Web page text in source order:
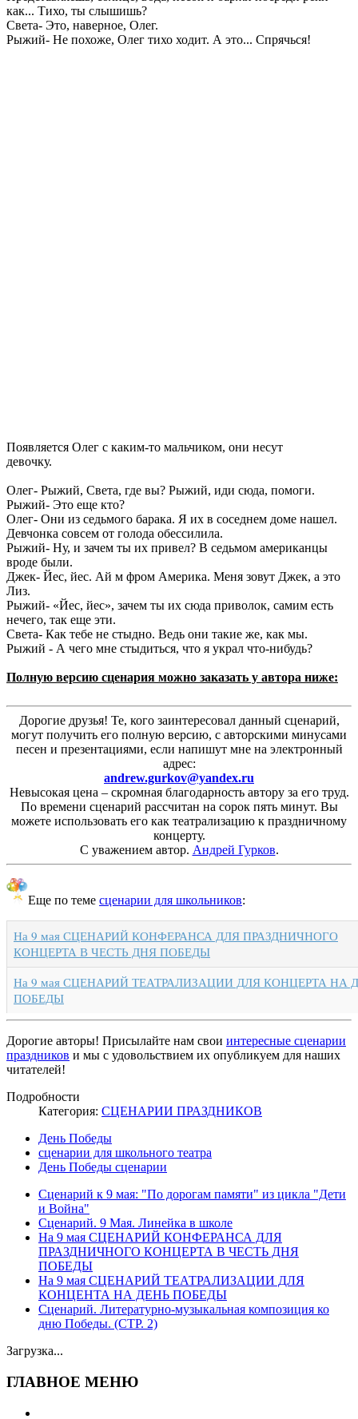
как... Тихо, ты слышишь?
Света- Это, наверное, Олег.
Рыжий- Не похоже, Олег тихо ходит. А это... Спрячься!
Появляется Олег с каким-то мальчиком, они несут
девочку.
Олег- Рыжий, Света, где вы? Рыжий, иди сюда, помоги.
Рыжий- Это еще кто?
Олег- Они из седьмого барака. Я их в соседнем доме нашел.
Девчонка совсем от голода обессилила.
Рыжий- Ну, и зачем ты их привел? В седьмом американцы
вроде были.
Джек- Йес, йес. Ай м фром Америка. Меня зовут Джек, а это
Лиз.
Рыжий- «Йес, йес», зачем ты их сюда приволок, самим есть
нечего, так еще эти.
Света- Как тебе не стыдно. Ведь они такие же, как мы.
Рыжий - А чего мне стыдиться, что я украл что-нибудь?
Полную версию сценария можно заказать у автора ниже:
Дорогие друзья! Те, кого заинтересовал данный сценарий,
могут получить его полную версию, с авторскими минусами
песен и презентациями, если напишут мне на электронный
адрес:
andrew.gurkov@yandex.ru
Невысокая цена – скромная благодарность автору за его труд.
По времени сценарий рассчитан на сорок пять минут. Вы
можете использовать его как театрализацию к праздничному
концерту.
С уважением автор. Андрей Гурков.
Еще по теме сценарии для школьников:
На 9 мая СЦЕНАРИЙ КОНФЕРАНСА ДЛЯ ПРАЗДНИЧНОГО
КОНЦЕРТА В ЧЕСТЬ ДНЯ ПОБЕДЫ
На 9 мая СЦЕНАРИЙ ТЕАТРАЛИЗАЦИИ ДЛЯ КОНЦЕРТА НА
ПОБЕДЫ
Дорогие авторы! Присылайте нам свои интересные сценарии
праздников и мы с удовольствием их опубликуем для наших
читателей!
Подробности
Категория: СЦЕНАРИИ ПРАЗДНИКОВ
День Победы
сценарии для школьного театра
День Победы сценарии
Сценарий к 9 мая: "По дорогам памяти" из цикла "Дети
и Война"
Сценарий. 9 Мая. Линейка в школе
На 9 мая СЦЕНАРИЙ КОНФЕРАНСА ДЛЯ
ПРАЗДНИЧНОГО КОНЦЕРТА В ЧЕСТЬ ДНЯ
ПОБЕДЫ
На 9 мая СЦЕНАРИЙ ТЕАТРАЛИЗАЦИИ ДЛЯ
КОНЦЕНТА НА ДЕНЬ ПОБЕДЫ
Сценарий. Литературно-музыкальная композиция ко
дню Победы. (СТР. 2)
Загрузка...
ГЛАВНОЕ МЕНЮ